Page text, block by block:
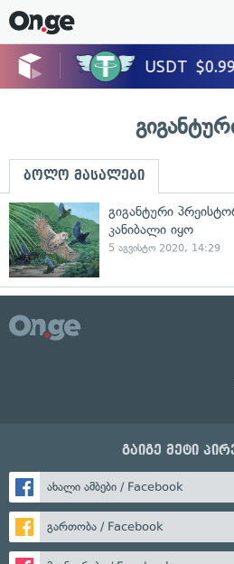
ბოლო მასალები
გიგანტური
კანიბალი იყო
5 აგვისტო 2020, 14:29
გაიგე მეტი
ახალი ამბები / Facebook
გართობა / Facebook